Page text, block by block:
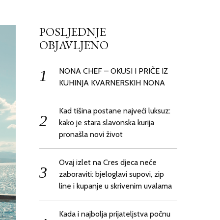
POSLJEDNJE
OBJAVLJENO
NONA CHEF – OKUSI I PRIČE IZ
KUHINJA KVARNERSKIH NONA
Kad tišina postane najveći luksuz:
kako je stara slavonska kurija
pronašla novi život
Ovaj izlet na Cres djeca neće
zaboraviti: bjeloglavi supovi, zip
line i kupanje u skrivenim uvalama
Kada i najbolja prijateljstva počnu